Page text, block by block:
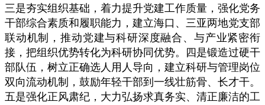
三是夯实组织基础，着力提升党建工作质量，强化党务
干部综合素质和履职能力，建立海口、三亚两地党支部
联动机制，推动党建与科研深度融合、与产业紧密衔
接，把组织优势转化为科研协同优势。四是锻造过硬干
部队伍，树立正确选人用人导向，建立科研与管理岗位
双向流动机制，鼓励年轻干部到一线壮筋骨、长才干。
五是强化正风肃纪，大力弘扬求真务实、清正廉洁的工